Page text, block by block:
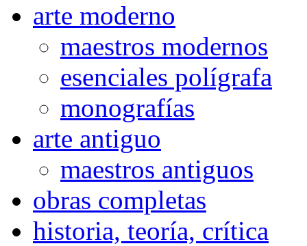
arte moderno
maestros modernos
esenciales polígrafa
monografías
arte antiguo
maestros antiguos
obras completas
historia, teoría, crítica